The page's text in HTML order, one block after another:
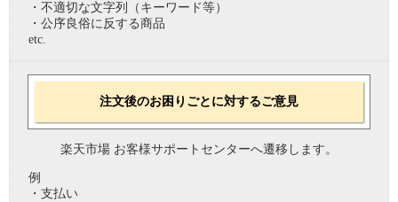
・不適切な文字列（キーワード等）
・公序良俗に反する商品
etc.
注文後のお困りごとに対するご意見
楽天市場 お客様サポートセンターへ遷移します。
例
・支払い